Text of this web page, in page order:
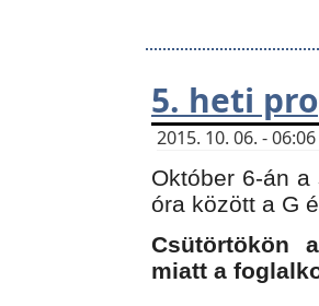
5. heti
2015. 10. 06. -
Október 6-án
óra között a G
Csütörtökön
miatt a